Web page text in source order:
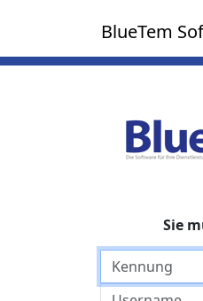
BlueTem
Sie